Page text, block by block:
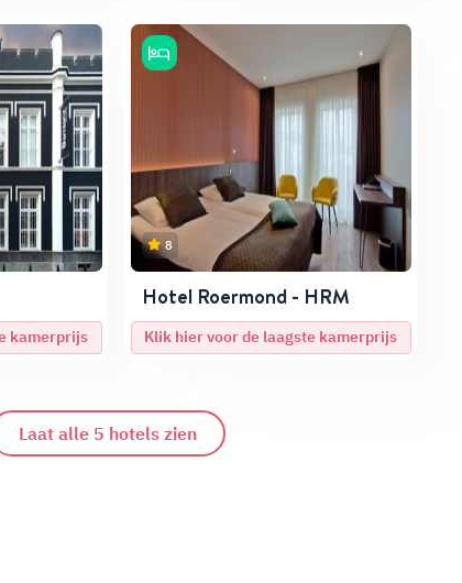
kamerprijs
8
Hotel Roermond - HRM
Klik hier voor de laagste kamerprijs
Laat alle 5 hotels zien